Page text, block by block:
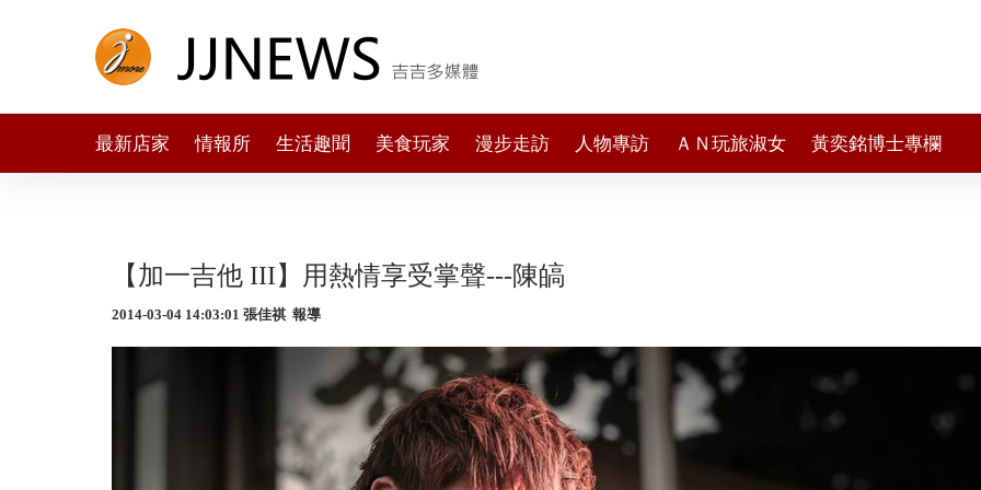
最新店家 情報所 生活趣聞 美食玩家 漫步走訪 人物專訪 ＡＮ玩旅淑女 黃奕銘博士專欄
【加一吉他 III】用熱情享受掌聲---陳皜
2014-03-04 14:03:01 張佳祺 報導